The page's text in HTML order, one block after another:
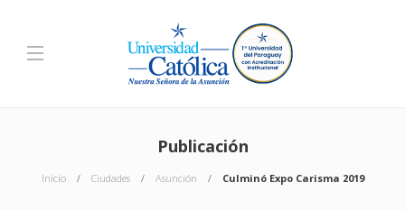
Publicación
Inicio Ciudades Asunción Culminó Expo Carisma 2019